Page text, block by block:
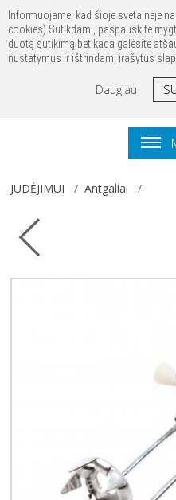
Prisijungti Registruotis
JUDĖJIMUI Antgaliai
Informuojame, kad šioje svetainėje
cookies).Sutikdami, paspauskite
duotą sutikimą bet kada galėsite
nustatymus ir ištrindami įrašytus
Daugiau